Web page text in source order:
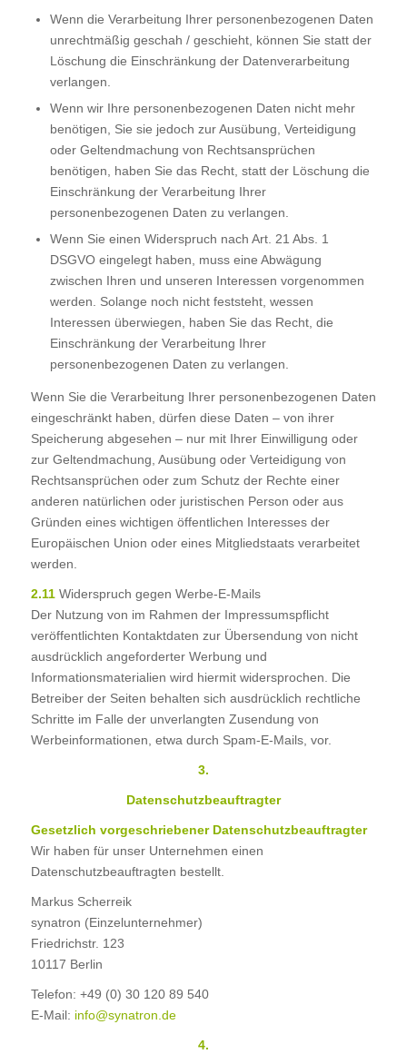
Wenn die Verarbeitung Ihrer personenbezogenen Daten
unrechtmäßig geschah / geschieht, können Sie statt der
Löschung die Einschränkung der Datenverarbeitung
verlangen.
Wenn wir Ihre personenbezogenen Daten nicht mehr
benötigen, Sie sie jedoch zur Ausübung, Verteidigung
oder Geltendmachung von Rechtsansprüchen
benötigen, haben Sie das Recht, statt der Löschung die
Einschränkung der Verarbeitung Ihrer
personenbezogenen Daten zu verlangen.
Wenn Sie einen Widerspruch nach Art. 21 Abs. 1
DSGVO eingelegt haben, muss eine Abwägung
zwischen Ihren und unseren Interessen vorgenommen
werden. Solange noch nicht feststeht, wessen
Interessen überwiegen, haben Sie das Recht, die
Einschränkung der Verarbeitung Ihrer
personenbezogenen Daten zu verlangen.
Wenn Sie die Verarbeitung Ihrer personenbezogenen Daten
eingeschränkt haben, dürfen diese Daten – von ihrer
Speicherung abgesehen – nur mit Ihrer Einwilligung oder
zur Geltendmachung, Ausübung oder Verteidigung von
Rechtsansprüchen oder zum Schutz der Rechte einer
anderen natürlichen oder juristischen Person oder aus
Gründen eines wichtigen öffentlichen Interesses der
Europäischen Union oder eines Mitgliedstaats verarbeitet
werden.
2.11Widerspruch gegen Werbe-E-Mails
Der Nutzung von im Rahmen der Impressumspflicht
veröffentlichten Kontaktdaten zur Übersendung von nicht
ausdrücklich angeforderter Werbung und
Informationsmaterialien wird hiermit widersprochen. Die
Betreiber der Seiten behalten sich ausdrücklich rechtliche
Schritte im Falle der unverlangten Zusendung von
Werbeinformationen, etwa durch Spam-E-Mails, vor.
3.
Datenschutzbeauftragter
Gesetzlich vorgeschriebener Datenschutzbeauftragter
Wir haben für unser Unternehmen einen
Datenschutzbeauftragten bestellt.
Markus Scherreik
synatron (Einzelunternehmer)
Friedrichstr. 123
10117 Berlin
Telefon: +49 (0) 30 120 89 540
E-Mail: info@synatron.de
4.